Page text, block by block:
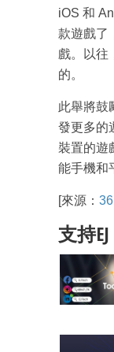
iOS 和
款遊戲了
戲。以往
的。
此舉將鼓
發更多的
裝置的遊
能手機和
[來源：
支持EJ